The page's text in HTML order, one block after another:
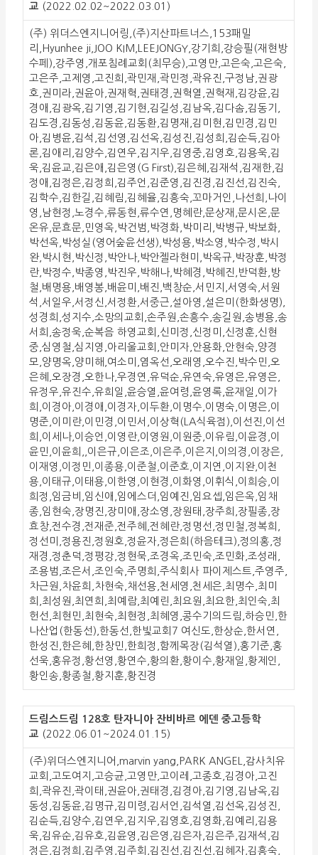
교 (2022.02.02~2022.03.01)
(주) 위더스엔지니어링,(주)지산파트너스,153패밀
리,Hyunhee ji,JOO KIM,LEEJONGY,강기희,강승필(재현방
수페),강주영,개포침례교회(최무승),고영만,고은숙,고은숙,
고은주,고제영,고진희,곽민재,곽민정,곽유진,구정남,권광
호,권미라,권윤아,권재혁,권태경,권혁열,권혁재,김강윤,김
경애,김광옥,김기영,김기현,김길성,김남옥,김다솜,김동기,
김도경,김동성,김동윤,김동환,김명재,김미현,김민경,김민
아,김병윤,김석,김선영,김선옥,김성진,김성희,김순득,김아
론,김애리,김양수,김연우,김지우,김영중,김영호,김용욱,김
욱,김윤교,김은애,김은영(G First),김은혜,김재석,김재한,김
정애,김정은,김정희,김주언,김준영,김진경,김진선,김진숙,
김학수,김한길,김혜림,김혜율,김흥숙,꼬마거인,나선희,나이
영,남현정,노경수,류동현,류수연,명혜란,문상재,문시온,문
온유,문효문,민영옥,박건범,박경화,박미리,박병규,박보화,
박선옥,박성실(영어숲윤선생),박성용,박소영,박수정,박시
완,박시현,박신정,박안나,박안젤라현미,박옥규,박장훈,박정
란,박정수,박종영,박진우,박해나,박혜경,박혜진,반덕환,방
철,배명용,배영봉,배윤미,배진,백창순,서민지,서영숙,서원
석,서일우,서정신,서정환,서중근,설아영,설은미(한화생명),
성경희,성지수,소망의교회,손주원,손흥수,송길원,송병용,송
서희,송정욱,순복음 하영교회,신미정,신정미,신정훈,신현
중,심영철,심지영,아리울교회,안미자,안용화,안현숙,양경
모,양명옥,양미해,여소미,염옥선,오래영,오수진,박수민,오
은혜,오장경,오한나,우경연,유덕순,유연숙,유영은,유영은,
유정우,유진수,유희일,윤승열,윤여령,윤영록,윤재일,이가
희,이경아,이경애,이경자,이두환,이명수,이명숙,이명은,이
명준,이미란,이민경,이민서,이상혁(LA식육점),이선진,이선
희,이세나,이승언,이영란,이영원,이원중,이유림,이윤경,이
윤민,이윤희,,이은규,이은조,이은주,이은지,이의경,이장은,
이재영,이정민,이종용,이준철,이준호,이지연,이지완,이천
용,이태규,이태용,이한영,이현경,이화영,이휘식,이희승,이
희정,임금비,임신애,임에스더,임예진,임요셉,임은옥,임채
종,임현숙,장명진,장미애,장소영,장원태,장주희,장필종,장
효창,전수경,전재준,전주혜,전혜란,정명선,정민철,정복희,
정선미,정용진,정원호,정윤자,정은희(하음테크),정의홍,정
재경,정춘덕,정평강,정현묵,조경옥,조민숙,조민화,조성래,
조용범,조은서,조인숙,주명희,주식회사 파이제스트,주영주,
차근원,차윤희,차현숙,채선용,천세영,천세은,최명수,최미
희,최성원,최연희,최예람,최예린,최요원,최요한,최인숙,최
헌선,최현민,최현숙,최현정,최혜영,콩수기의드림,하승민,한
나산업(한동선),한동선,한빛교회7 여신도,한상순,한서연,
한성진,한은혜,한창민,한희정,함께목장(김석열),홍기준,홍
선욱,홍유정,황선영,황연수,황의환,황이수,황재일,황제인,
황인송,황종철,황지훈,황진경
드림스드림 128호 탄자니아 잔비바르 에덴 중고등학
교 (2022.06.01~2024.01.15)
(주)위더스엔지니어,marvin yang,PARK ANGEL,감사치유
교회,고도여지,고승균,고영만,고이레,고종호,김경아,고진
희,곽유진,곽이태,권윤아,권태경,김경아,김기영,김남옥,김
동성,김동윤,김명규,김미령,김서언,김석열,김선옥,김성진,
김순득,김양수,김연우,김지우,김영호,김영화,김예리,김용
욱,김유순,김유호,김윤영,김은영,김은자,김은주,김재석,김
정은,김정희,김주영,김주회,김진선,김진선,김혜자,김흥숙,